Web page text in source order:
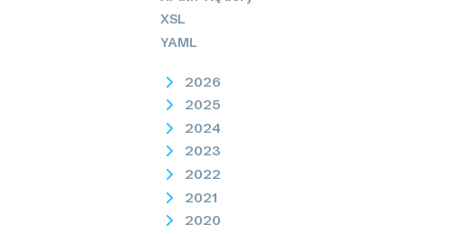
XSL
YAML
2026
2025
2024
2023
2022
2021
2020